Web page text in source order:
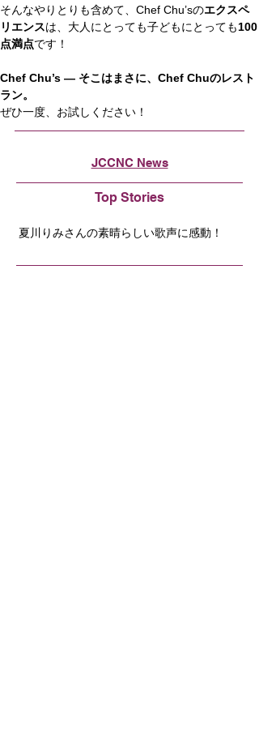
そんなやりとりも含めて、Chef Chu’sのエクスペ
リエンスは、大人にとっても子どもにとっても100
点満点です！
Chef Chu’s ― そこはまさに、Chef Chuのレスト
ラン。
ぜひ一度、お試しください！
JCCNC News
Top Stories
夏川りみさんの素晴らしい歌声に感動！